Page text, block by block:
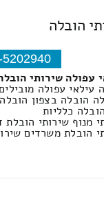
הובלה
5202940
עפולה שירותי
עילאי עפולה
הובלה בצפון
כלליות
מנוף שירותי הובלת
הובלת משרדים